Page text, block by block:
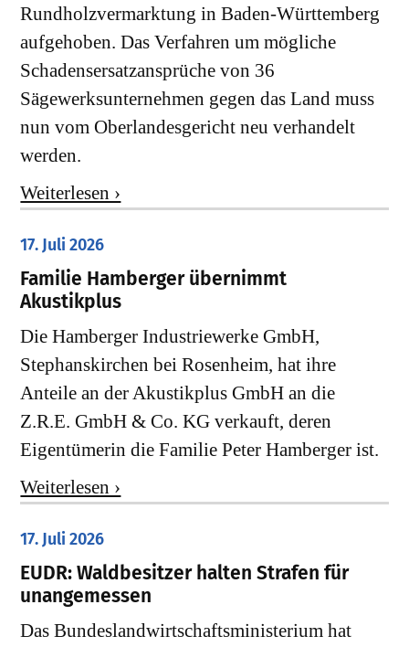
Rundholzvermarktung in Baden-Württemberg
aufgehoben. Das Verfahren um mögliche
Schadensersatzansprüche von 36
Sägewerksunternehmen gegen das Land muss
nun vom Oberlandesgericht neu verhandelt
werden.
Weiterlesen ›
17. Juli 2026
Familie Hamberger übernimmt
Akustikplus
Die Hamberger Industriewerke GmbH,
Stephanskirchen bei Rosenheim, hat ihre
Anteile an der Akustikplus GmbH an die
Z.R.E. GmbH & Co. KG verkauft, deren
Eigentümerin die Familie Peter Hamberger ist.
Weiterlesen ›
17. Juli 2026
EUDR: Waldbesitzer halten Strafen für
unangemessen
Das Bundeslandwirtschaftsministerium hat